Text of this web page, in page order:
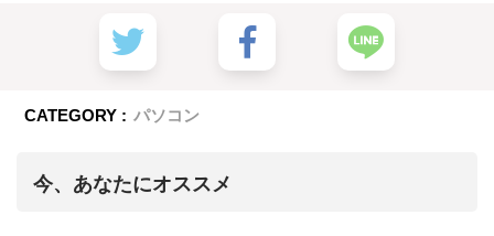
CATEGORY : パソコン
今、あなたにオススメ